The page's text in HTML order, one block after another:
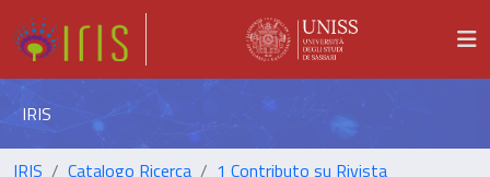
IRIS
IRIS Catalogo Ricerca
1 Contributo su Rivista